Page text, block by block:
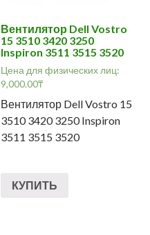
Вентилятор Dell Vostro
15 3510 3420 3250
Inspiron 3511 3515 3520
Цена для физических лиц:
9,000.00₸
Вентилятор Dell Vostro 15
3510 3420 3250 Inspiron
3511 3515 3520
КУПИТЬ